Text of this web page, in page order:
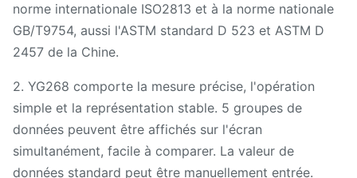
norme internationale ISO2813 et à la norme nationale
GB/T9754, aussi l'ASTM standard D 523 et ASTM D
2457 de la Chine.
2. YG268 comporte la mesure précise, l'opération
simple et la représentation stable. 5 groupes de
données peuvent être affichés sur l'écran
simultanément, facile à comparer. La valeur de
données standard peut être manuellement entrée.